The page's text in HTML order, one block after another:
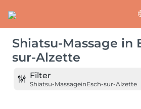
Shiatsu-Massage in
sur-Alzette
Filter
Shiatsu-MassageinEsch-sur-Alzette